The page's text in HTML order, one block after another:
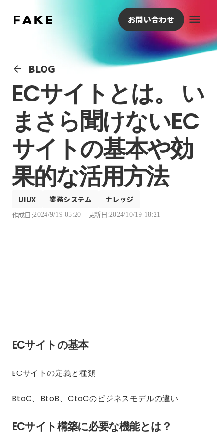
お問い合わせ menu
arrow_back BLOG
ECサイトとは。 い
まさら聞けないEC
サイトの基本や効
果的な活用方法
UIUX 業務システム
ナレッジ
作成日 :2024/9/19 05:20 更新日 :2024/10/19 18:21
ECサイトの基本
ECサイトの定義と種類
BtoC、BtoB、CtoCのビジネスモデルの違い
ECサイト構築に必要な機能とは？